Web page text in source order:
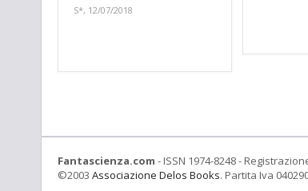
S*, 12/07/2018
Fantascienza.com - ISSN 1974-8248 -
©2003 Associazione Delos Books. Partita Iva